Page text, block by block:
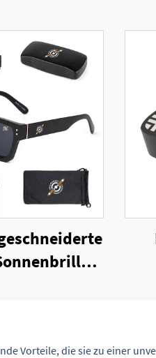
Vorteile, die sie zu einer